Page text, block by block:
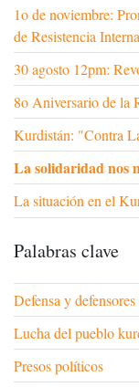
1o de noviembre:
de Resistencia
30 agosto 12pm:
8o Aniversario de la
Kurdistán: "Contra
La solidaridad nos
La situación en el
Palabras clave
Defensa y
Lucha del pueblo
Presos políticos